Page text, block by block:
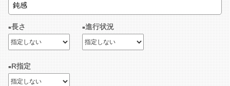
長さ 進行状況
R指定